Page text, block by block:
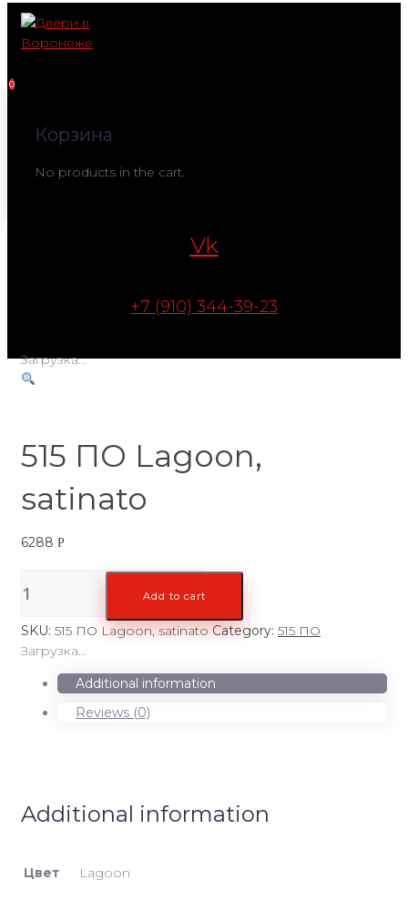
Перейти
контенту
0
Корзина
No products in the cart.
Vk
+7 (910) 344-39-23
Загрузка...
515 ПО Lagoon,
satinato
6288 Р
ПО
satinato
quantity
Add to cart
SKU: 515 ПО Lagoon, satinato Category: 515 ПО
Загрузка...
Additional information
Reviews (0)
Additional information
Цвет Lagoon